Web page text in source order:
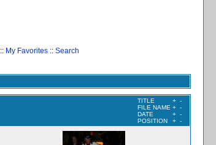
:: My Favorites:: Search
TITLE + -
FILE NAME + -
DATE
+ -
POSITION
+ -